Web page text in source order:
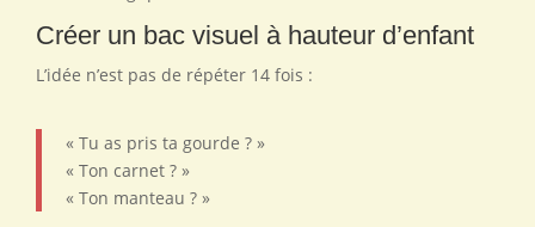
Créer un bac visuel à hauteur d’enfant
L’idée n’est pas de répéter 14 fois :
« Tu as pris ta gourde ? »
« Ton carnet ? »
« Ton manteau ? »